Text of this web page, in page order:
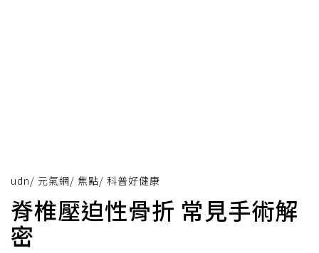
udn/ 元氣網/ 焦點/ 科普好健康
脊椎壓迫性骨折 常見手術解
密